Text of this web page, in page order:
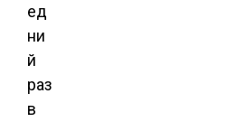
ед
ни
й
раз
в